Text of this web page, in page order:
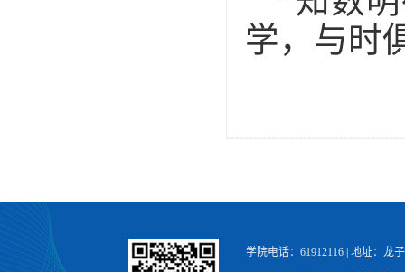
学，与时
学院电话：61912116 | 地址：龙